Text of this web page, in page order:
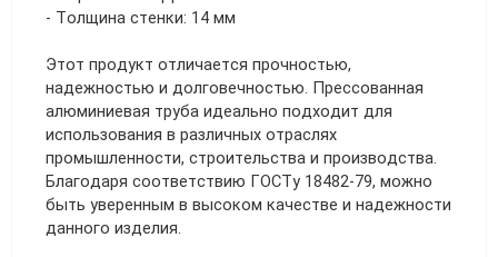
- Толщина стенки: 14 мм
Этот продукт отличается прочностью,
надежностью и долговечностью. Прессованная
алюминиевая труба идеально подходит для
использования в различных отраслях
промышленности, строительства и производства.
Благодаря соответствию ГОСТу 18482-79, можно
быть уверенным в высоком качестве и надежности
данного изделия.